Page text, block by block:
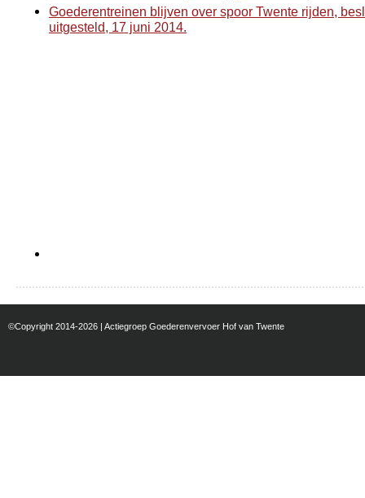
Goederentreinen blijven over spoor Twente rijden,
uitgesteld, 17 juni 2014.
©Copyright 2014-2026 | Actiegroep Goederenvervoer Hof van Twente